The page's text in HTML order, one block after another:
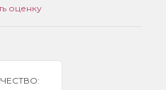
оценку